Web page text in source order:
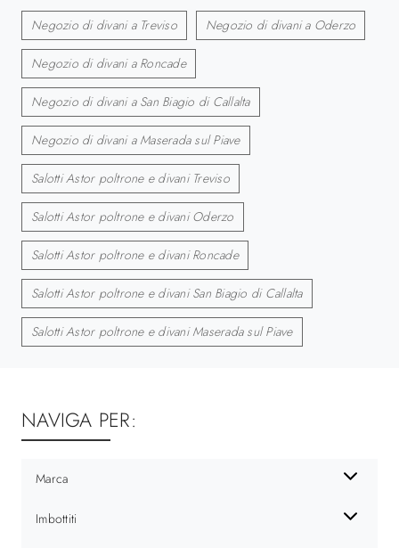
Negozio di divani a Treviso Negozio di divani a Oderzo
Negozio di divani a Roncade
Negozio di divani a San Biagio di Callalta
Negozio di divani a Maserada sul Piave
Salotti Astor poltrone e divani Treviso
Salotti Astor poltrone e divani Oderzo
Salotti Astor poltrone e divani Roncade
Salotti Astor poltrone e divani San Biagio di Callalta
Salotti Astor poltrone e divani Maserada sul Piave
NAVIGA PER:
Marca
Imbottiti